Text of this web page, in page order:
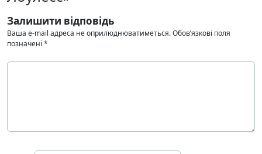
Залишити відповідь
Ваша e-mail адреса не оприлюднюватиметься.Обов’язкові поля
позначені *